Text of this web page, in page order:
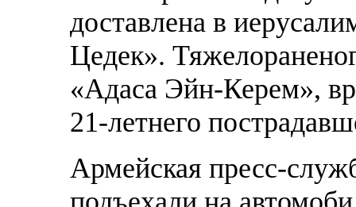
доставлена в
Цедек».
«Адаса Эйн-Керем»,
21-летнего
Армейская пресс-